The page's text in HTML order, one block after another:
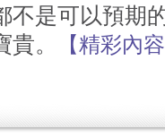
不是可以預期
。
【精彩內